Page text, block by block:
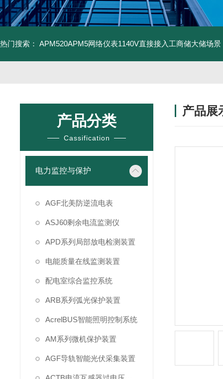
热门搜索： APM520APM5网络仪表1140V直接接入工商储大储场景
产品分类
Cassification
电力监控与保护
AGF北美防逆流电表
ASJ60剩余电流监测仪
APD系列局部放电检测装置
电能质量在线监测装置
配电室综合监控系统
ARB系列弧光保护装置
AcrelBUS智能照明控制系统
AM系列微机保护装置
AGF导轨智能光伏采集装置
产品展